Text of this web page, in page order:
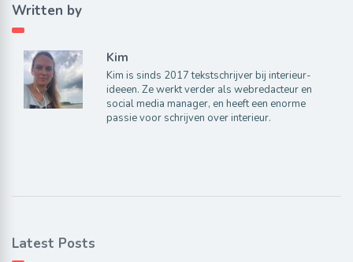
Written by
Kim
Kim is sinds 2017 tekstschrijver bij interieur-
ideeen. Ze werkt verder als webredacteur en
social media manager, en heeft een enorme
passie voor schrijven over interieur.
Latest Posts